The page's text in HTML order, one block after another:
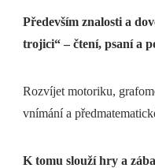
Především znalosti a
trojici“ – čtení, psaní a
Rozvíjet motoriku,
vnímání a
K tomu slouží hry a